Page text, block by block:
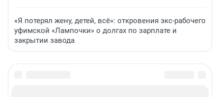
«Я потерял жену, детей, всё»: откровения экс-рабочего
уфимской «Лампочки» о долгах по зарплате и
закрытии завода